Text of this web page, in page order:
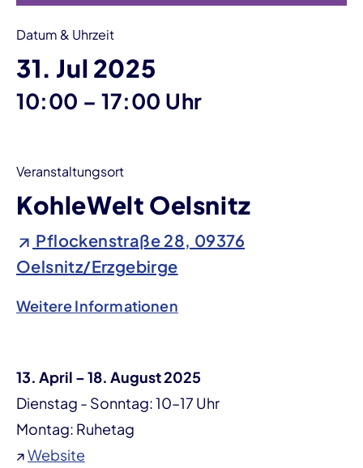
Datum & Uhrzeit
31. Jul 2025
10:00 – bis
17:00 Uhr
Veranstaltungsort
KohleWelt Oelsnitz
Pflockenstraße 28, 09376
Oelsnitz/Erzgebirge
Weitere Informationen
13. April – 18. August 2025
Dienstag - Sonntag: 10–17 Uhr
Montag: Ruhetag
↗Website